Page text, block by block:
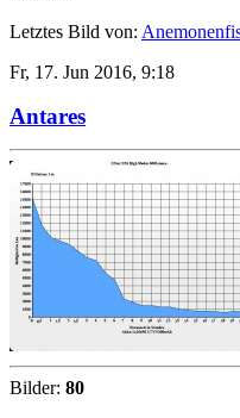
Letztes Bild von:
Fr, 17. Jun 2016, 9:18
Antares
Bilder: 80